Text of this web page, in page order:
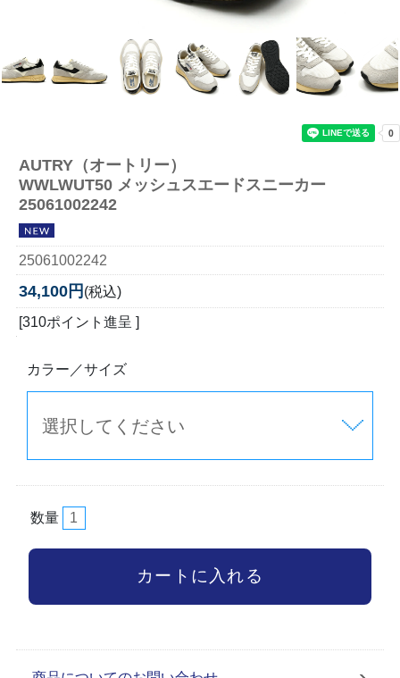
AUTRY（オートリー）
WWLWUT50 メッシュスエードスニーカー
25061002242
25061002242
34,100円 (税込)
[310ポイント進呈 ]
カラー／サイズ
数量